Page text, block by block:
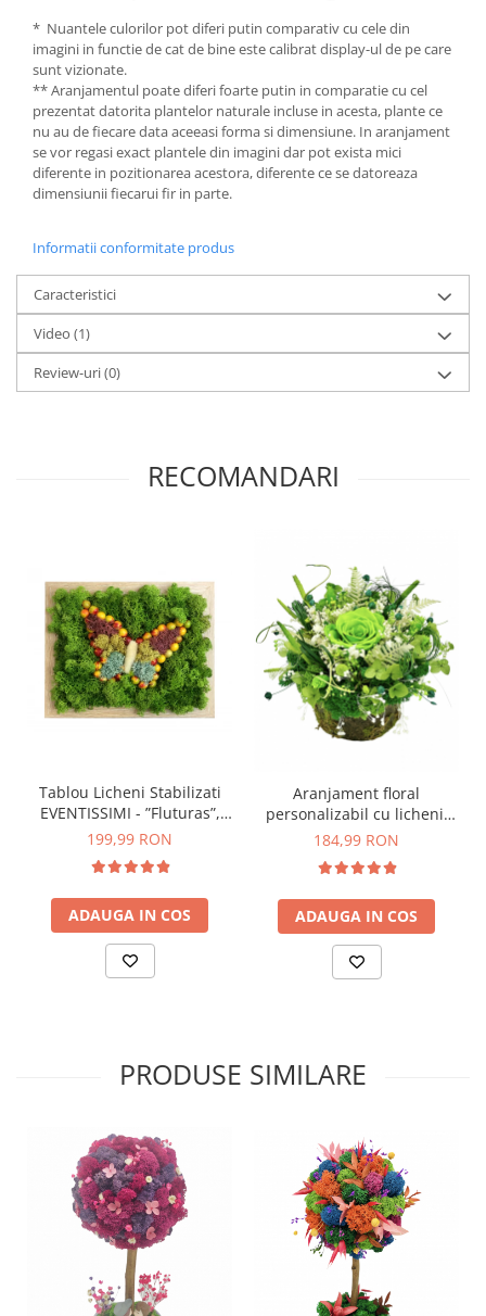
* Nuantele culorilor pot diferi putin comparativ cu cele din
imagini in functie de cat de bine este calibrat display-ul de pe care
sunt vizionate.
** Aranjamentul poate diferi foarte putin in comparatie cu cel
prezentat datorita plantelor naturale incluse in acesta, plante ce
nu au de fiecare data aceeasi forma si dimensiune. In aranjament
se vor regasi exact plantele din imagini dar pot exista mici
diferente in pozitionarea acestora, diferente ce se datoreaza
dimensiunii fiecarui fir in parte.
Informatii conformitate produs
Caracteristici
Video (1)
Review-uri(0)
RECOMANDARI
Tablou Licheni Stabilizati
EVENTISSIMI - ”Fluturas”,
Multicolor, 18,5X22,5 CM
199,99 RON
ADAUGA IN COS
Aranjament floral
personalizabil cu licheni,
trandafir si plante naturale
suport tip buturuga (Verde)
184,99 RON
ADAUGA IN COS
PRODUSE SIMILARE